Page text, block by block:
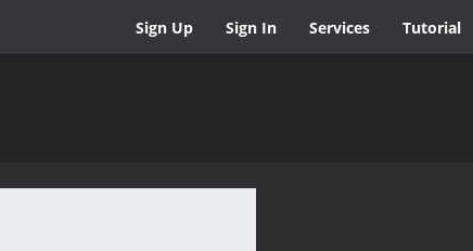
Sign Up Sign In Services Tutorial